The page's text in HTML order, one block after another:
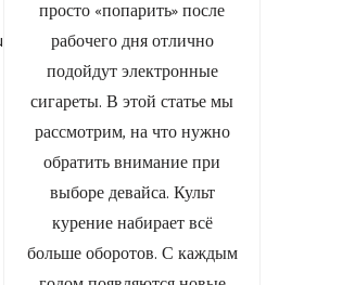
odezhda/termobelie/
просто «попарить» после
рабочего дня отлично
подойдут электронные
сигареты. В этой статье мы
рассмотрим, на что нужно
обратить внимание при
выборе девайса. Культ
курение набирает всё
больше оборотов. С каждым